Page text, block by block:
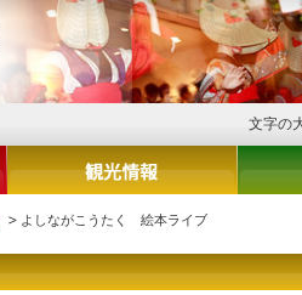
文字の
よしながこうたく 絵本ライブ